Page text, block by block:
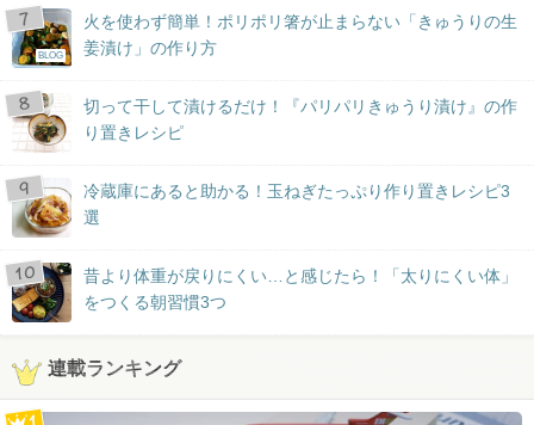
BLOG
火を使わず簡単！ポリポリ箸が止まらない「きゅうりの生
姜漬け」の作り方
切って干して漬けるだけ！『パリパリきゅうり漬け』の作
り置きレシピ
冷蔵庫にあると助かる！玉ねぎたっぷり作り置きレシピ3
選
昔より体重が戻りにくい…と感じたら！「太りにくい体」
をつくる朝習慣3つ
連載ランキング